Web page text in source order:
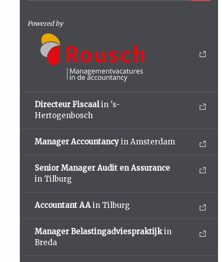
Powered by
Directeur Fiscaalin 's-
Hertogenbosch
Manager Accountancy in Amsterdam
Senior Manager Audit en Assurance
in Tilburg
Accountant AA in Tilburg
Manager Belastingadviespraktijkin
Breda